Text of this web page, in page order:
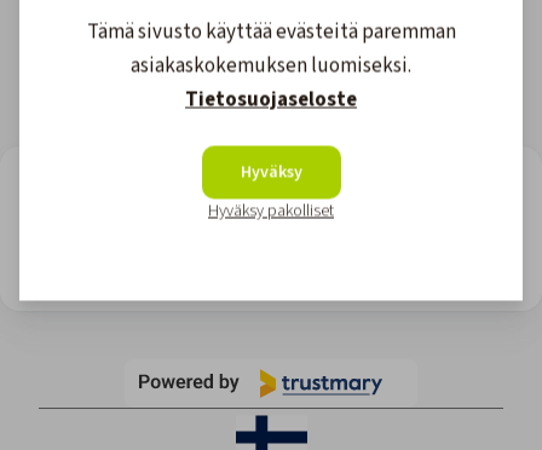
LOOKING FOR REVIEWS?
Tämä sivusto käyttää evästeitä paremman
asiakaskokemuksen luomiseksi.
Tietosuojaseloste
Hyväksy
Hyväksy pakolliset